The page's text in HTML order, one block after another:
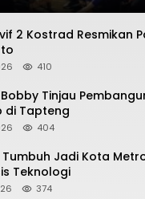
2 Kostrad Resmikan
410
Tinjau
di Tapteng
404
Tumbuh Jadi Kota
Teknologi
374